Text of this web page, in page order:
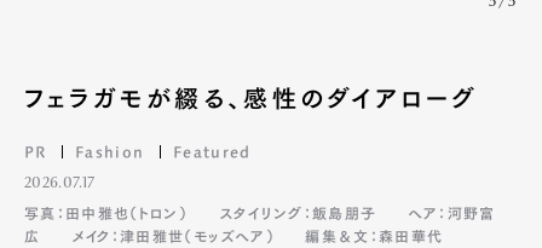
フェラガモが綴る、感性のダイアローグ
PR Fashion Featured
2026.07.17
写真：田中雅也（トロン）
スタイリング：飯島朋子
ヘア：河野富
広
メイク：津田雅世（モッズヘア） 編集＆文：森田華代